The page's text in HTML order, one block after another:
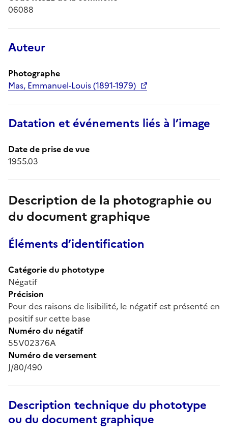
06088
Auteur
Photographe
Mas, Emmanuel-Louis (1891-1979)
Datation et événements liés à l’image
Date de prise de vue
1955.03
Description de la photographie ou
du document graphique
Éléments d’identification
Catégorie du phototype
Négatif
Précision
Pour des raisons de lisibilité, le négatif est présenté en
positif sur cette base
Numéro du négatif
55V02376A
Numéro de versement
J/80/490
Description technique du phototype
ou du document graphique